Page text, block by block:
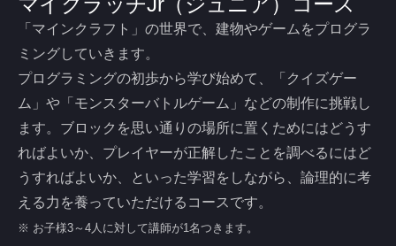
「マインクラフト」の世界で、建物やゲームをプログラ
ミングしていきます。
プログラミングの初歩から学び始めて、「クイズゲー
ム」や「モンスターバトルゲーム」などの制作に挑戦し
ます。ブロックを思い通りの場所に置くためにはどうす
ればよいか、プレイヤーが正解したことを調べるにはど
うすればよいか、といった学習をしながら、論理的に考
える力を養っていただけるコースです。
※ お子様3～4人に対して講師が1名つきます。